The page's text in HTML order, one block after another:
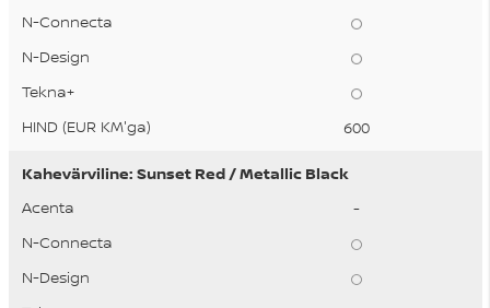
600
Kahevärviline: Sunset Red / Metallic Black
-